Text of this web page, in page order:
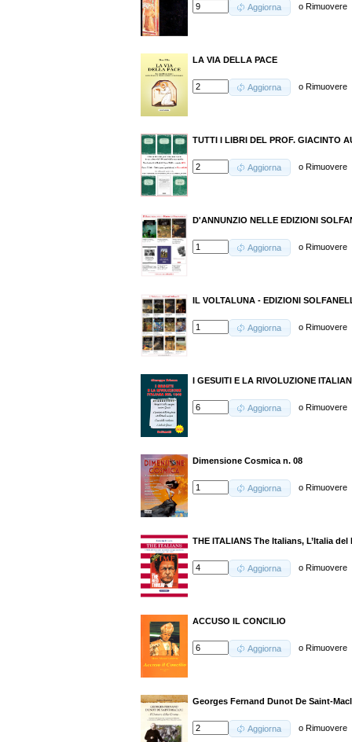
Aggiorna oRimuovere
LA VIA DELLA PACE
Aggiorna oRimuovere
TUTTI I LIBRI DEL PROF. GIACINTO
Aggiorna oRimuovere
D'ANNUNZIO NELLE EDIZIONI
Aggiorna oRimuovere
IL VOLTALUNA - EDIZIONI
Aggiorna oRimuovere
I GESUITI E LA RIVOLUZIONE
Aggiorna oRimuovere
Dimensione Cosmica n. 08
Aggiorna oRimuovere
THE ITALIANS The Italians, L’Italia
Aggiorna oRimuovere
ACCUSO IL CONCILIO
Aggiorna oRimuovere
Georges Fernand Dunot De Saint-
Aggiorna oRimuovere